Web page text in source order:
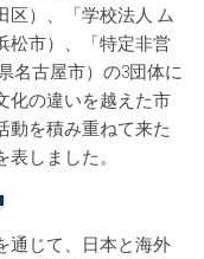
区）、「学校法人 ム
松市）、「特定非営
名古屋市）の3団体に
化の違いを越えた市
動を積み重ねて来た
しました。
通じて、日本と海外